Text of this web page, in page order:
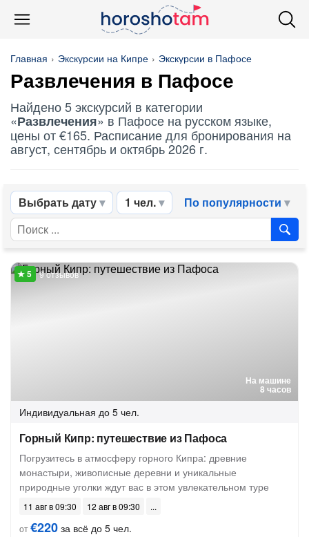
Главная Экскурсии на Кипре Экскурсии в Пафосе
Развлечения в Пафосе
Найдено 5 экскурсий в категории
«Развлечения» в Пафосе на русском языке,
цены от €165. Расписание для бронирования на
август, сентябрь и октябрь 2026 г.
Выбрать дату 1 чел. По популярности
На машине
8 часов
9 отзывов
Индивидуальная до 5 чел.
Горный Кипр: путешествие из Пафоса
Погрузитесь в атмосферу горного Кипра: древние
монастыри, живописные деревни и уникальные
природные уголки ждут вас в этом увлекательном туре
11 авг в 09:30
12 авг в 09:30
от€220 за всё до 5 чел.